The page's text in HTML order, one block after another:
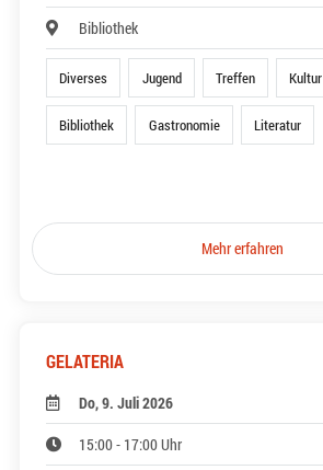
Bibliothek
Diverses Jugend Treffen Kultur
Bibliothek Gastronomie Literatur
Mehr erfahren
GELATERIA
Do, 9. Juli 2026
15:00 - 17:00 Uhr